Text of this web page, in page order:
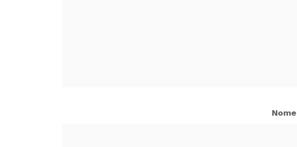
Nome